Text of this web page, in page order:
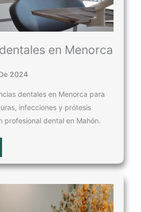
en Menorca
2024
dentales en Menorca para
infecciones y prótesis
profesional dental en Mahón.